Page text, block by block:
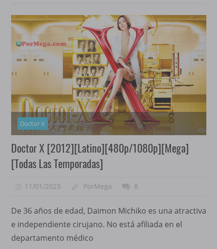
Doctor X
Doctor X [2012][Latino][480p/1080p][Mega]
[Todas Las Temporadas]
11/01/2023 PorMega 8
De 36 años de edad, Daimon Michiko es una atractiva
e independiente cirujano. No está afiliada en el
departamento médico